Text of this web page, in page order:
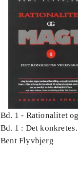
Bd. 1 - Rationalitet
Bd. 1 : Det konkretes
videnskab
Bent Flyvbjerg